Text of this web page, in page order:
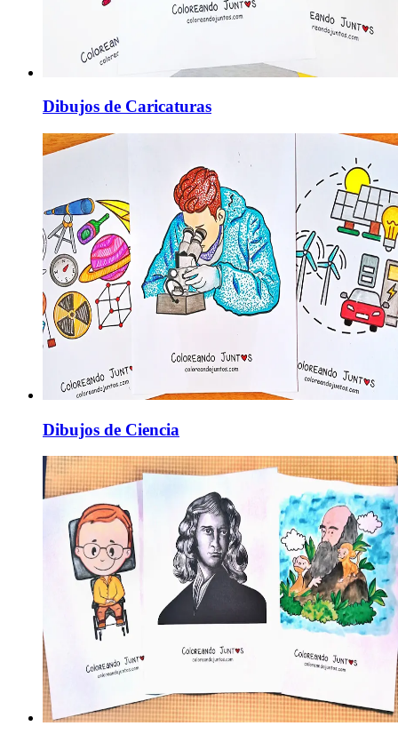
Dibujos de Caricaturas
Dibujos de Ciencia